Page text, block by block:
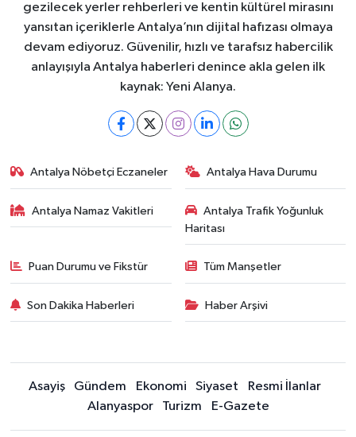
gezilecek yerler rehberleri ve kentin kültürel mirasını
yansıtan içeriklerle Antalya’nın dijital hafızası olmaya
devam ediyoruz. Güvenilir, hızlı ve tarafsız habercilik
anlayışıyla Antalya haberleri denince akla gelen ilk
kaynak: Yeni Alanya.
Antalya Nöbetçi Eczaneler Antalya Hava Durumu
Antalya Namaz Vakitleri
Antalya Trafik Yoğunluk
Haritası
Puan Durumu ve Fikstür Tüm Manşetler
Son Dakika Haberleri Haber Arşivi
Asayiş Gündem Ekonomi Siyaset
Resmi İlanlar
Alanyaspor
Turizm E-Gazete